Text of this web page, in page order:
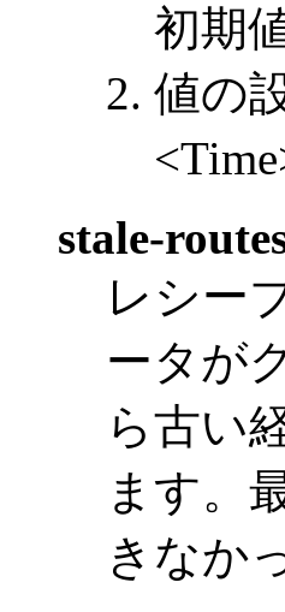
初期
値の
stale-
レシー
ータが
ら古い
ます。
きなか